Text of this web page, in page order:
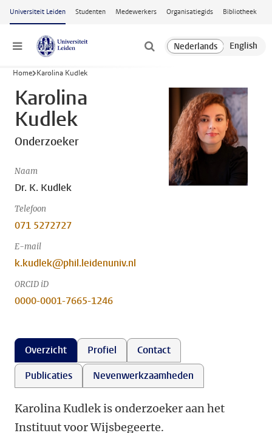
Ga naar hoofdinhoud
Universiteit Leiden Studenten Medewerkers Organisatiegids Bibliotheek
Menu
Home Karolina Kudlek
Karolina
Kudlek
Onderzoeker
Naam
Dr. K. Kudlek
Telefoon
071 5272727
E-mail
k.kudlek@phil.leidenuniv.nl
ORCID iD
0000-0001-7665-1246
Overzicht Profiel
Contact
Publicaties
Nevenwerkzaamheden
Karolina Kudlek is onderzoeker aan het
Instituut voor Wijsbegeerte.